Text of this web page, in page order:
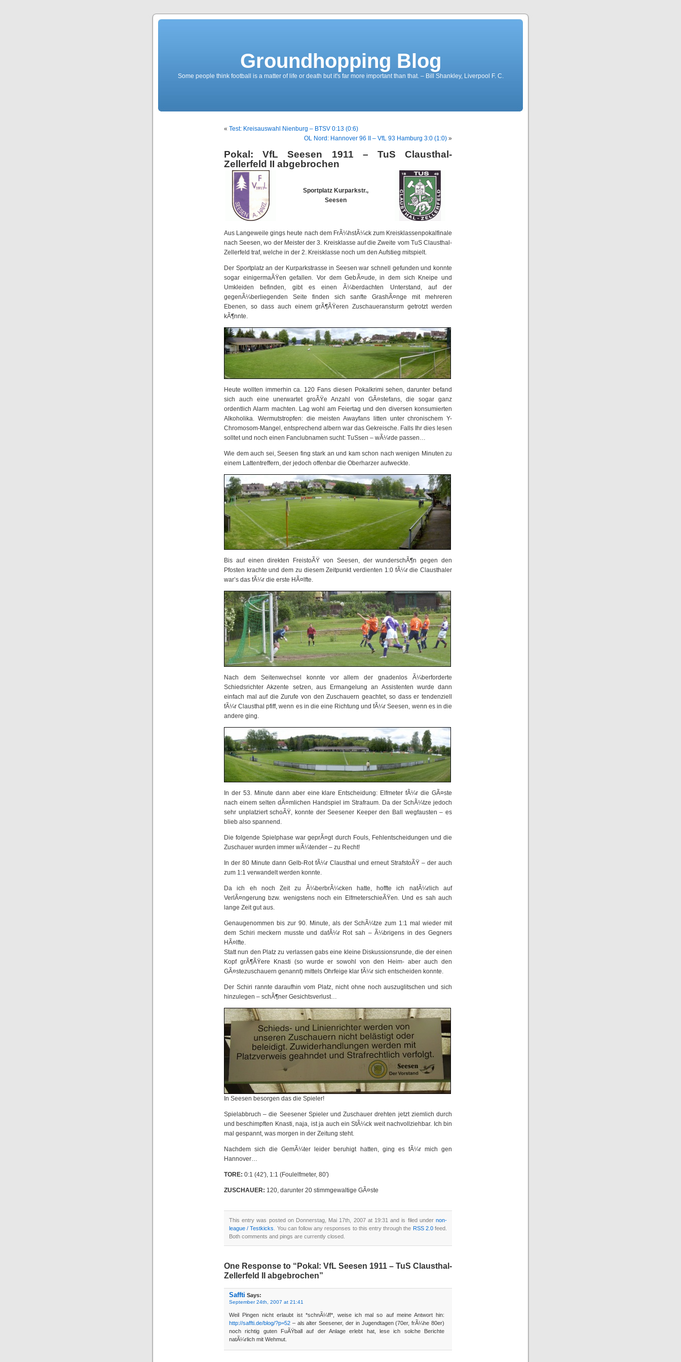
Groundhopping Blog
Some people think football is a matter of life or death but it's far more important than that. – Bill Shankley, Liverpool F. C.
« Test: Kreisauswahl Nienburg – BTSV 0:13 (0:6)
OL Nord: Hannover 96 II – VfL 93 Hamburg 3:0 (1:0) »
Pokal: VfL Seesen 1911 – TuS Clausthal-
Zellerfeld II abgebrochen
Sportplatz Kurparkstr.,
Seesen
Aus Langeweile gings heute nach dem FrÃ¼hstÃ¼ck zum Kreisklassenpokalfinale
nach Seesen, wo der Meister der 3. Kreisklasse auf die Zweite vom TuS Clausthal-
Zellerfeld traf, welche in der 2. Kreisklasse noch um den Aufstieg mitspielt.
Der Sportplatz an der Kurparkstrasse in Seesen war schnell gefunden und konnte
sogar einigermaÃŸen gefallen. Vor dem GebÃ¤ude, in dem sich Kneipe und
Umkleiden befinden, gibt es einen Ã¼berdachten Unterstand, auf der
gegenÃ¼berliegenden Seite finden sich sanfte GrashÃ¤nge mit mehreren
Ebenen, so dass auch einem grÃ¶ÃŸeren Zuschaueransturm getrotzt werden
kÃ¶nnte.
Heute wollten immerhin ca. 120 Fans diesen Pokalkrimi sehen, darunter befand
sich auch eine unerwartet groÃŸe Anzahl von GÃ¤stefans, die sogar ganz
ordentlich Alarm machten. Lag wohl am Feiertag und den diversen konsumierten
Alkoholika. Wermutstropfen: die meisten Awayfans litten unter chronischem Y-
Chromosom-Mangel, entsprechend albern war das Gekreische. Falls Ihr dies lesen
solltet und noch einen Fanclubnamen sucht: TuSsen – wÃ¼rde passen…
Wie dem auch sei, Seesen fing stark an und kam schon nach wenigen Minuten zu
einem Lattentreffern, der jedoch offenbar die Oberharzer aufweckte.
Bis auf einen direkten FreistoÃŸ von Seesen, der wunderschÃ¶n gegen den
Pfosten krachte und dem zu diesem Zeitpunkt verdienten 1:0 fÃ¼r die Clausthaler
war’s das fÃ¼r die erste HÃ¤lfte.
Nach dem Seitenwechsel konnte vor allem der gnadenlos Ã¼berforderte
Schiedsrichter Akzente setzen, aus Ermangelung an Assistenten wurde dann
einfach mal auf die Zurufe von den Zuschauern geachtet, so dass er tendenziell
fÃ¼r Clausthal pfiff, wenn es in die eine Richtung und fÃ¼r Seesen, wenn es in die
andere ging.
In der 53. Minute dann aber eine klare Entscheidung: Elfmeter fÃ¼r die GÃ¤ste
nach einem selten dÃ¤mlichen Handspiel im Strafraum. Da der SchÃ¼tze jedoch
sehr unplatziert schoÃŸ, konnte der Seesener Keeper den Ball wegfausten – es
blieb also spannend.
Die folgende Spielphase war geprÃ¤gt durch Fouls, Fehlentscheidungen und die
Zuschauer wurden immer wÃ¼tender – zu Recht!
In der 80 Minute dann Gelb-Rot fÃ¼r Clausthal und erneut StrafstoÃŸ – der auch
zum 1:1 verwandelt werden konnte.
Da ich eh noch Zeit zu Ã¼berbrÃ¼cken hatte, hoffte ich natÃ¼rlich auf
VerlÃ¤ngerung bzw. wenigstens noch ein ElfmeterschieÃŸen. Und es sah auch
lange Zeit gut aus.
Genaugenommen bis zur 90. Minute, als der SchÃ¼tze zum 1:1 mal wieder mit
dem Schiri meckern musste und dafÃ¼r Rot sah – Ã¼brigens in des Gegners
HÃ¤lfte.
Statt nun den Platz zu verlassen gabs eine kleine Diskussionsrunde, die der einen
Kopf grÃ¶ÃŸere Knasti (so wurde er sowohl von den Heim- aber auch den
GÃ¤stezuschauern genannt) mittels Ohrfeige klar fÃ¼r sich entscheiden konnte.
Der Schiri rannte daraufhin vom Platz, nicht ohne noch auszuglitschen und sich
hinzulegen – schÃ¶ner Gesichtsverlust…
In Seesen besorgen das die Spieler!
Spielabbruch – die Seesener Spieler und Zuschauer drehten jetzt ziemlich durch
und beschimpften Knasti, naja, ist ja auch ein StÃ¼ck weit nachvollziehbar. Ich bin
mal gespannt, was morgen in der Zeitung steht.
Nachdem sich die GemÃ¼ter leider beruhigt hatten, ging es fÃ¼r mich gen
Hannover…
TORE: 0:1 (42′), 1:1 (Foulelfmeter, 80′)
ZUSCHAUER: 120, darunter 20 stimmgewaltige GÃ¤ste
This entry was posted on Donnerstag, Mai 17th, 2007 at 19:31 and is filed under non-
league / Testkicks
. You can follow any responses to this entry through the RSS 2.0feed.
Both comments and pings are currently closed.
One Response to “Pokal: VfL Seesen 1911 – TuS Clausthal-
Zellerfeld II abgebrochen”
Saffti Says:
September 24th, 2007 at 21:41
Weil Pingen nicht erlaubt ist *schnÃ¼ff*, weise ich mal so auf meine Antwort hin:
http://saffti.de/blog/?p=52 – als alter Seesener, der in Jugendtagen (70er, frÃ¼he 80er)
noch richtig guten FuÃŸball auf der Anlage erlebt hat, lese ich solche Berichte
natÃ¼rlich mit Wehmut.